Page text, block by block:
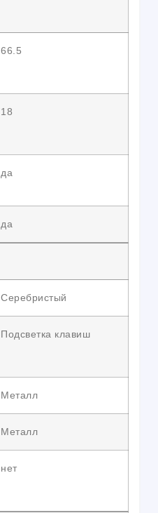
66.5
18
да
да
Серебристый
Подсветка клавиш
Металл
Металл
нет